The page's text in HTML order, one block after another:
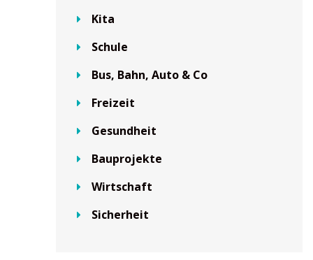
Kita
Schule
Bus, Bahn, Auto & Co
Freizeit
Gesundheit
Bauprojekte
Wirtschaft
Sicherheit